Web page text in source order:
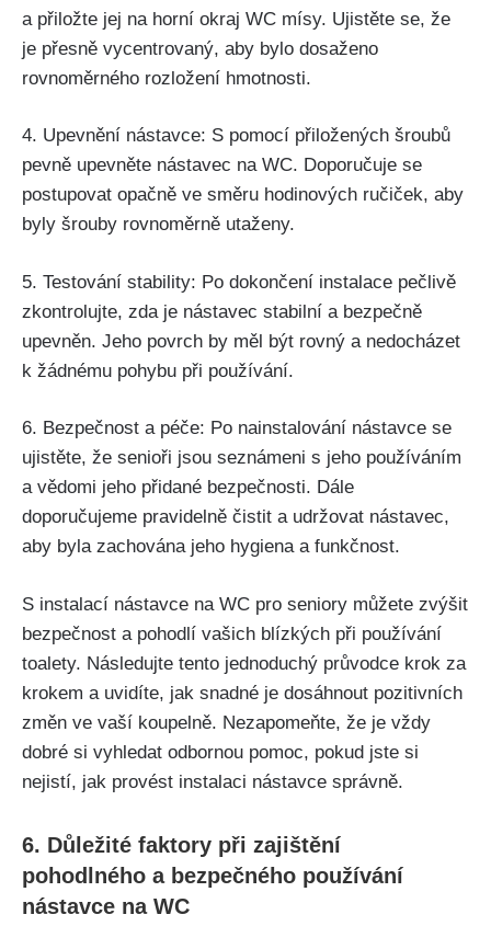
a přiložte jej na horní okraj WC mísy. Ujistěte se, že
je přesně vycentrovaný, aby bylo dosaženo
rovnoměrného rozložení hmotnosti.
4. Upevnění nástavce: S pomocí přiložených šroubů
pevně upevněte nástavec na WC. Doporučuje se
postupovat opačně ve směru hodinových ručiček, aby
byly šrouby rovnoměrně utaženy.
5. Testování stability: Po dokončení instalace pečlivě
zkontrolujte, zda je nástavec stabilní a bezpečně
upevněn. Jeho povrch by měl být rovný a nedocházet
k žádnému pohybu při používání.
6. Bezpečnost a péče: Po nainstalování nástavce se
ujistěte, že senioři jsou seznámeni s jeho používáním
a vědomi jeho přidané bezpečnosti. Dále
doporučujeme pravidelně čistit a udržovat nástavec,
aby byla zachována jeho hygiena a funkčnost.
S instalací nástavce na WC pro seniory můžete zvýšit
bezpečnost a pohodlí vašich blízkých při používání
toalety. Následujte tento jednoduchý průvodce krok za
krokem a uvidíte, jak snadné je dosáhnout pozitivních
změn ve vaší koupelně. Nezapomeňte, že je vždy
dobré si vyhledat odbornou pomoc, pokud jste si
nejistí, jak provést instalaci nástavce správně.
6. Důležité faktory při zajištění
pohodlného a bezpečného používání
nástavce na WC